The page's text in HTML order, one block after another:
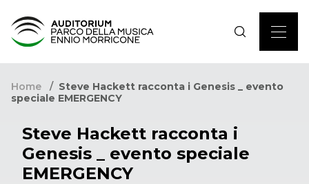
Home
Steve Hackett racconta i Genesis _ evento
speciale EMERGENCY
Steve Hackett racconta i
Genesis _ evento speciale
EMERGENCY